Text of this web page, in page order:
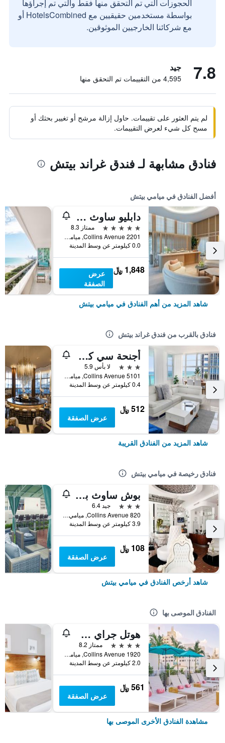
الحجوزات التي تم التحقق منها فقط والتي تم إجراؤها
بواسطة مستخدمين حقيقيين مع HotelsCombined أو
مع شركائنا الخارجيين الموثوقين.
7.8 جيد
4,595 من التقييمات تم التحقق منها
لم يتم العثور على تقييمات. حاول إزالة مرشح أو تغيير بحثك أو
مسح كل شيء لعرض التقييمات.
فنادق مشابهة لـ فندق غراند بيتش
أفضل الفنادق في ميامي بيتش
دابليو ساوث بيتش
5 نجوم
ممتاز 8.3
2201 Collins Avenue, ميامي بيتش, FL, الولايات المتحدة الأميريكية
0.0 كيلومتر عن وسط المدينة
1,848 ﷼
عرض
الصفقة
شاهد المزيد من أهم الفنادق في ميامي بيتش
فنادق بالقرب من فندق غراند بيتش
أجنحة سي كوست في ميامي بيتش
3 نجوم
لا بأس 5.9
5101 Collins Avenue, ميامي بيتش, FL, الولايات المتحدة الأميريكية
0.4 كيلومتر عن وسط المدينة
512 ﷼
عرض الصفقة
شاهد المزيد من الفنادق القريبة
فنادق رخيصة في ميامي بيتش
بوش ساوث بيتش
3 نجوم
جيد 6.4
820 Collins Avenue, ميامي بيتش, FL, الولايات المتحدة الأميريكية
3.9 كيلومتر عن وسط المدينة
108 ﷼
عرض الصفقة
شاهد أرخص الفنادق في ميامي بيتش
الفنادق الموصى بها
هوتل جراي ستون - للبالغين فقط
4 نجوم
ممتاز 8.2
1920 Collins Avenue, ميامي بيتش, FL, الولايات المتحدة الأميريكية
2.0 كيلومتر عن وسط المدينة
561 ﷼
عرض الصفقة
مشاهدة الفنادق الأخرى الموصى بها